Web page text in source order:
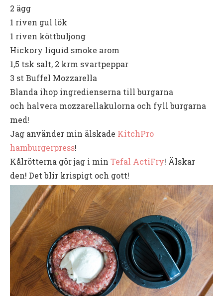
2 ägg
1 riven gul lök
1 riven köttbuljong
Hickory liquid smoke arom
1,5 tsk salt, 2 krm svartpeppar
3 st Buffel Mozzarella
Blanda ihop ingredienserna till burgarna
och halvera mozzarellakulorna och fyll burgarna
med!
Jag använder min älskade KitchPro
hamburgerpress!
Kålrötterna gör jag i min Tefal ActiFry! Älskar
den! Det blir krispigt och gott!